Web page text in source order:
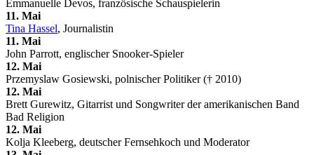
Emmanuelle Devos, französische Schauspielerin
11. Mai
Tina Hassel, Journalistin
11. Mai
John Parrott, englischer Snooker-Spieler
12. Mai
Przemyslaw Gosiewski, polnischer Politiker († 2010)
12. Mai
Brett Gurewitz, Gitarrist und Songwriter der amerikanischen Band
Bad Religion
12. Mai
Kolja Kleeberg, deutscher Fernsehkoch und Moderator